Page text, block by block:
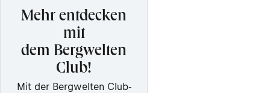
Mehr entdecken
mit
dem Bergwelten
Club!
Mit der Bergwelten Club-